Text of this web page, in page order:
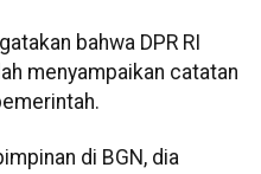
bahwa DPR RI
menyampaikan catatan
di BGN, dia